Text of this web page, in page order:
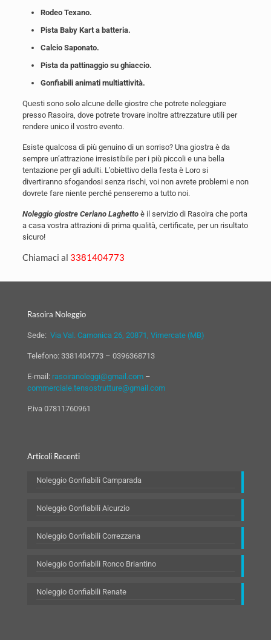
Rodeo Texano.
Pista Baby Kart a batteria.
Calcio Saponato.
Pista da pattinaggio su ghiaccio.
Gonfiabili animati multiattività.
Questi sono solo alcune delle giostre che potrete noleggiare
presso Rasoira, dove potrete trovare inoltre attrezzature utili per
rendere unico il vostro evento.
Esiste qualcosa di più genuino di un sorriso? Una giostra è da
sempre un’attrazione irresistibile per i più piccoli e una bella
tentazione per gli adulti. L’obiettivo della festa è Loro si
divertiranno sfogandosi senza rischi, voi non avrete problemi e non
dovrete fare niente perché penseremo a tutto noi.
Noleggio giostre Ceriano Laghettoè il servizio di Rasoira che porta
a casa vostra attrazioni di prima qualità, certificate, per un risultato
sicuro!
Chiamaci al 3381404773
Rasoira Noleggio
Sede: Via Val. Camonica 26, 20871, Vimercate (MB)
Telefono: 3381404773 – 0396368713
E-mail: rasoiranoleggi@gmail.com –
commerciale.tensostrutture@gmail.com
P.iva 07811760961
Articoli Recenti
Noleggio Gonfiabili Camparada
Noleggio Gonfiabili Aicurzio
Noleggio Gonfiabili Correzzana
Noleggio Gonfiabili Ronco Briantino
Noleggio Gonfiabili Renate